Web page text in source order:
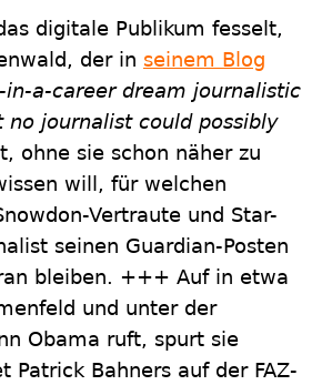
digitale Publikum fesselt,
der in seinem Blog
a-career dream journalistic
journalist could possibly
ohne sie schon näher zu
will, für welchen
Vertraute und Star-
seinen Guardian-Posten
bleiben. +++ Auf in etwa
und unter der
Obama ruft, spurt sie
Patrick Bahners auf der FAZ-